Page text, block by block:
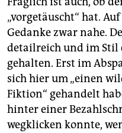
„vorgetäuscht“ hat.
Gedanke zwar nahe.
detailreich und im Stil
gehalten. Erst im
sich hier um „einen
Fiktion“ gehandelt
hinter einer
wegklicken konnte,